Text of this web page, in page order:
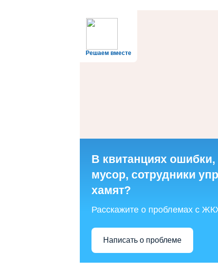
Решаем вместе
В квитанциях
мусор, сотрудники
хамят?
Расскажите о проблемах с
Написать о проблеме